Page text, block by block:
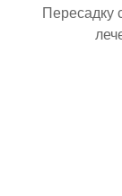
Пересадку